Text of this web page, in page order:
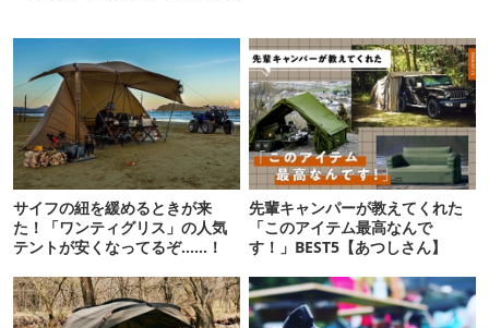
サイフの紐を緩めるときが来
た！「ワンティグリス」の人気
テントが安くなってるぞ……！
先輩キャンパーが教えてくれた
「このアイテム最高なんで
す！」BEST5【あつしさん】